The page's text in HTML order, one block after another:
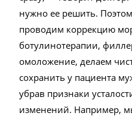
нужно ее решить.
проводим коррекцию
ботулинотерапии,
омоложение, делаем
сохранить у пациента
убрав признаки
изменений. Например,